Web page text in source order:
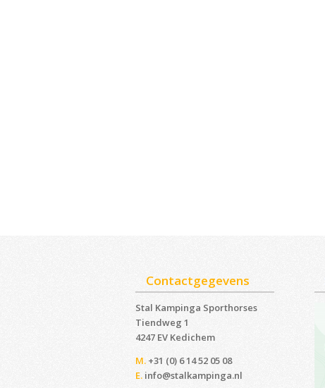
Contactgegevens
Stal Kampinga Sporthorses
Tiendweg 1
4247 EV Kedichem ‎
M. +31 (0) 6 14 52 05 08
E. info@stalkampinga.nl